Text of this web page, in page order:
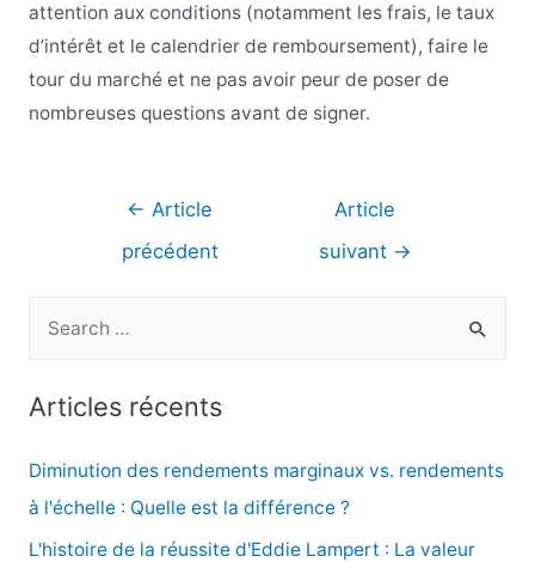
attention aux conditions (notamment les frais, le taux
d’intérêt et le calendrier de remboursement), faire le
tour du marché et ne pas avoir peur de poser de
nombreuses questions avant de signer.
Navigation
l’article
← Article
précédent
Article
suivant →
e
r
c
Articles récents
Diminution des rendements marginaux vs. rendements
à l'échelle : Quelle est la différence ?
L'histoire de la réussite d'Eddie Lampert : La valeur